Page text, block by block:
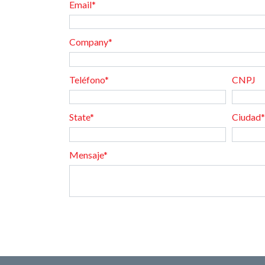
Email*
Company*
Teléfono* CNPJ
State* Ciudad*
Mensaje*